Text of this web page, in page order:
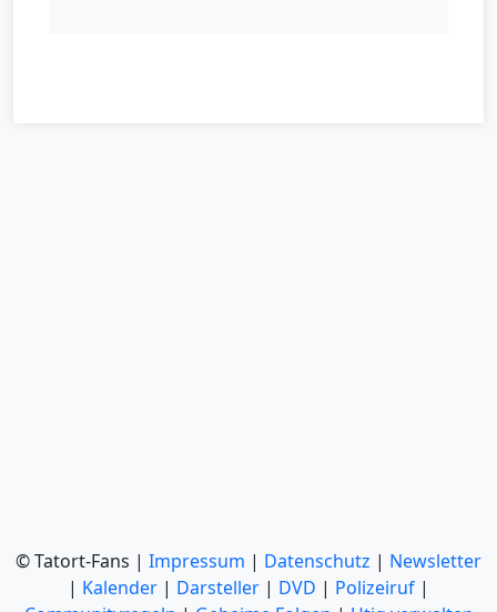
© Tatort-Fans | Impressum | Datenschutz | Newsletter
| Kalender | Darsteller | DVD | Polizeiruf |